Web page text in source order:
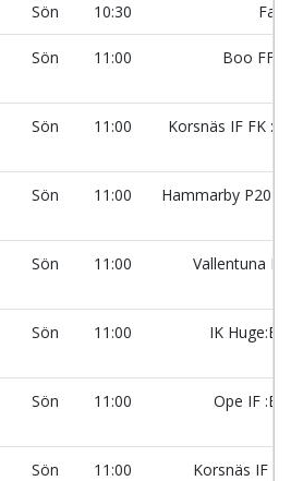
Sön 10:30
Sön 11:00 Boo FF
Sön 11:00 Korsnäs IF FK
Sön 11:00 Hammarby
Sön 11:00 Vallentuna
Sön 11:00 IK
Sön 11:00 Ope IF
Sön 11:00 Korsnäs IF